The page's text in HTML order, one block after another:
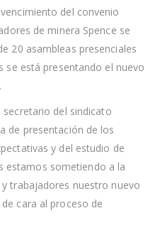
PROYECTO
DE
CONTRATO
DE
CARA
del convenio
de minera Spence se
20 asambleas presenciales
se está presentando el nuevo
secretario del sindicato
de presentación de los
y del estudio de
estamos sometiendo a la
trabajadores nuestro nuevo
cara al proceso de